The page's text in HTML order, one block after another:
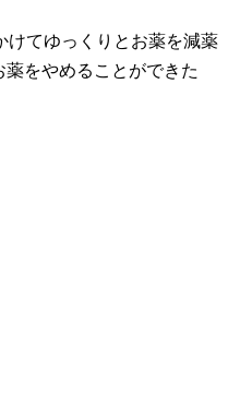
けてゆっくりとお薬を減薬
をやめることができた